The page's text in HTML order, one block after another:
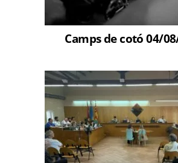
Camps de cotó 04/